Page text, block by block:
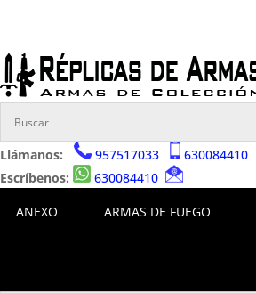
Llámanos: 957517033
630084410
Escríbenos:
630084410
ANEXO ARMAS DE FUEGO